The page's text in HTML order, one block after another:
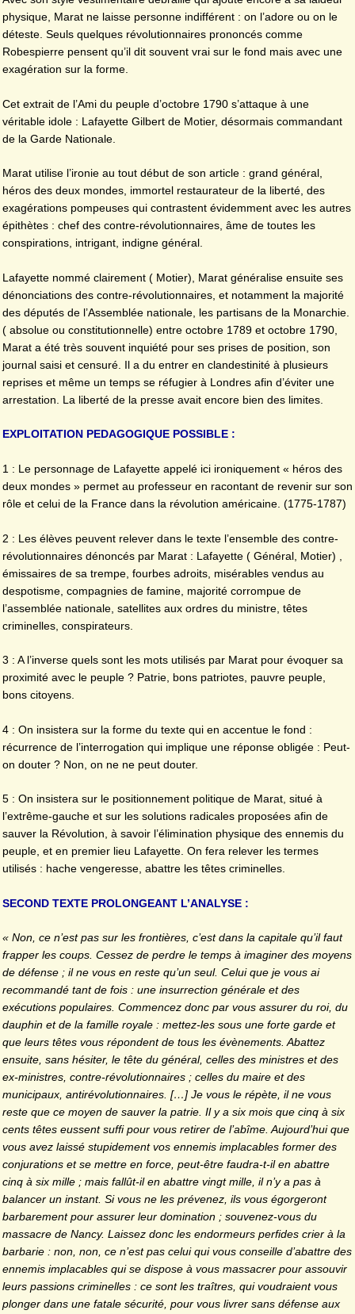
physique, Marat ne laisse personne indifférent : on l’adore ou on le
déteste. Seuls quelques révolutionnaires prononcés comme
Robespierre pensent qu’il dit souvent vrai sur le fond mais avec une
exagération sur la forme.
Cet extrait de l’Ami du peuple d’octobre 1790 s’attaque à une
véritable idole : Lafayette Gilbert de Motier, désormais commandant
de la Garde Nationale.
Marat utilise l’ironie au tout début de son article : grand général,
héros des deux mondes, immortel restaurateur de la liberté, des
exagérations pompeuses qui contrastent évidemment avec les autres
épithètes : chef des contre-révolutionnaires, âme de toutes les
conspirations, intrigant, indigne général.
Lafayette nommé clairement ( Motier), Marat généralise ensuite ses
dénonciations des contre-révolutionnaires, et notamment la majorité
des députés de l’Assemblée nationale, les partisans de la Monarchie.
( absolue ou constitutionnelle) entre octobre 1789 et octobre 1790,
Marat a été très souvent inquiété pour ses prises de position, son
journal saisi et censuré. Il a du entrer en clandestinité à plusieurs
reprises et même un temps se réfugier à Londres afin d’éviter une
arrestation. La liberté de la presse avait encore bien des limites.
EXPLOITATION PEDAGOGIQUE POSSIBLE :
1 : Le personnage de Lafayette appelé ici ironiquement « héros des
deux mondes » permet au professeur en racontant de revenir sur son
rôle et celui de la France dans la révolution américaine. (1775-1787)
2 : Les élèves peuvent relever dans le texte l’ensemble des contre-
révolutionnaires dénoncés par Marat : Lafayette ( Général, Motier) ,
émissaires de sa trempe, fourbes adroits, misérables vendus au
despotisme, compagnies de famine, majorité corrompue de
l’assemblée nationale, satellites aux ordres du ministre, têtes
criminelles, conspirateurs.
3 : A l’inverse quels sont les mots utilisés par Marat pour évoquer sa
proximité avec le peuple ? Patrie, bons patriotes, pauvre peuple,
bons citoyens.
4 : On insistera sur la forme du texte qui en accentue le fond :
récurrence de l’interrogation qui implique une réponse obligée : Peut-
on douter ? Non, on ne ne peut douter.
5 : On insistera sur le positionnement politique de Marat, situé à
l’extrême-gauche et sur les solutions radicales proposées afin de
sauver la Révolution, à savoir l’élimination physique des ennemis du
peuple, et en premier lieu Lafayette. On fera relever les termes
utilisés : hache vengeresse, abattre les têtes criminelles.
SECOND TEXTE PROLONGEANT L’ANALYSE :
« Non, ce n’est pas sur les frontières, c’est dans la capitale qu’il faut
frapper les coups. Cessez de perdre le temps à imaginer des moyens
de défense ; il ne vous en reste qu’un seul. Celui que je vous ai
recommandé tant de fois : une insurrection générale et des
exécutions populaires. Commencez donc par vous assurer du roi, du
dauphin et de la famille royale : mettez-les sous une forte garde et
que leurs têtes vous répondent de tous les évènements. Abattez
ensuite, sans hésiter, le tête du général, celles des ministres et des
ex-ministres, contre-révolutionnaires ; celles du maire et des
municipaux, antirévolutionnaires. […] Je vous le répète, il ne vous
reste que ce moyen de sauver la patrie. Il y a six mois que cinq à six
cents têtes eussent suffi pour vous retirer de l’abîme. Aujourd’hui que
vous avez laissé stupidement vos ennemis implacables former des
conjurations et se mettre en force, peut-être faudra-t-il en abattre
cinq à six mille ; mais fallût-il en abattre vingt mille, il n’y a pas à
balancer un instant. Si vous ne les prévenez, ils vous égorgeront
barbarement pour assurer leur domination ; souvenez-vous du
massacre de Nancy. Laissez donc les endormeurs perfides crier à la
barbarie : non, non, ce n’est pas celui qui vous conseille d’abattre des
ennemis implacables qui se dispose à vous massacrer pour assouvir
leurs passions criminelles : ce sont les traîtres, qui voudraient vous
plonger dans une fatale sécurité, pour vous livrer sans défense aux